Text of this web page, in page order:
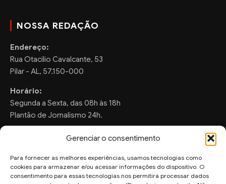
Gerenciar o consentimento
Para fornecer as melhores experiências, usamos tecnologias como
cookies para armazenar e/ou acessar informações do dispositivo. O
consentimento para essas tecnologias nos permitirá processar dados
NOSSA REDAÇÃO
Endereço:
Rua Otacilio Cavalcante, 53
Pilar - AL, 57.150-000
Horário:
Segunda a Sexta, das 08h às 18h
Plantão de Jornalismo 24h.
FALE CONOSCO